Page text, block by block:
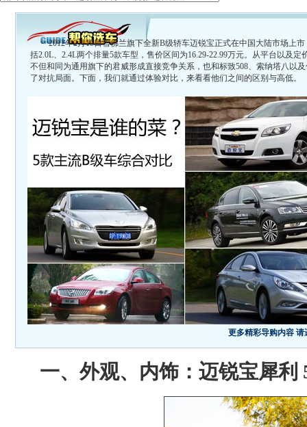
2012年2月15日雪佛兰旗下全新B级轿车迈锐宝正式在中国大陆市场上市
括2.0L、2.4L两个排量5款车型，售价区间为16.29-22.99万元。从平台以及定
不但和同为通用旗下的君威形成直接竞争关系，也和标致508、索纳塔八以
了对抗局面。下面，我们就通过体验对比，来看看他们之间的区别与高低。
更多精彩导购内容
一、外观、内饰：迈锐宝犀利